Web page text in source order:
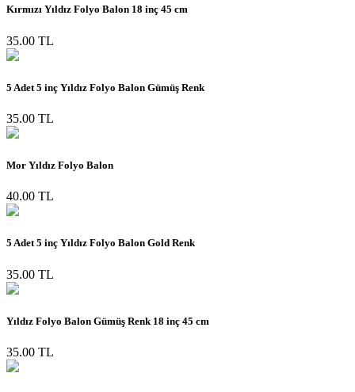
Kırmızı Yıldız Folyo Balon 18 inç 45 cm
35.00 TL
5 Adet 5 inç Yıldız Folyo Balon Gümüş Renk
35.00 TL
Mor Yıldız Folyo Balon
40.00 TL
5 Adet 5 inç Yıldız Folyo Balon Gold Renk
35.00 TL
Yıldız Folyo Balon Gümüş Renk 18 inç 45 cm
35.00 TL